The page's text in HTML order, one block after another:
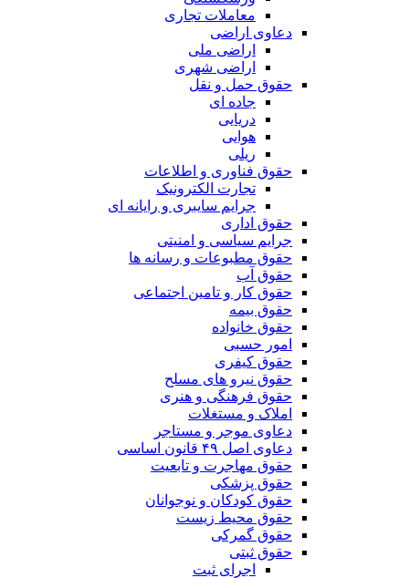
معاملات تجاری
دعاوی اراضی
اراضی ملی
اراضی شهری
حقوق حمل و نقل
جاده ای
دریایی
هوایی
ریلی
حقوق فناوری و اطلاعات
تجارت الکترونیک
جرایم سایبری و رایانه ای
حقوق اداری
جرایم سیاسی و امنیتی
حقوق مطبوعات و رسانه ها
حقوق آب
حقوق کار و تامین اجتماعی
حقوق بیمه
حقوق خانواده
امور حسبی
حقوق کیفری
حقوق نیرو های مسلح
حقوق فرهنگی و هنری
املاک و مستغلات
دعاوی موجر و مستاجر
دعاوی اصل ۴۹ قانون اساسی
حقوق مهاجرت و تابعیت
حقوق پزشکی
حقوق کودکان و نوجوانان
حقوق محیط زیست
حقوق گمرکی
حقوق ثبتی
اجرای ثبت